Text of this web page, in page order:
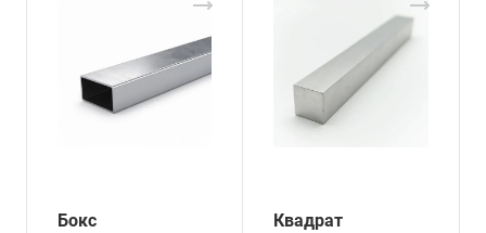
Бокс
Квадрат